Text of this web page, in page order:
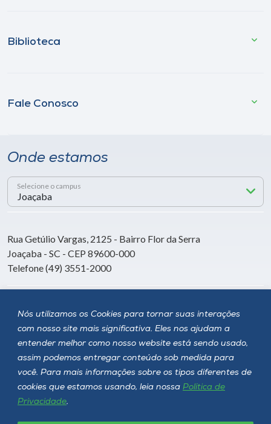
Nós utilizamos os Cookies para tornar suas interações
com nosso site mais significativa. Eles nos ajudam a
entender melhor como nosso website está sendo usado,
assim podemos entregar conteúdo sob medida para
você. Para mais informações sobre os tipos diferentes de
cookies que estamos usando, leia nossa Política de
Privacidade.
Biblioteca
Fale Conosco
Onde estamos
Selecione o campus
Rua Getúlio Vargas, 2125 - Bairro Flor da Serra
Joaçaba - SC - CEP 89600-000
Telefone (49) 3551-2000
Siga a Unoesc